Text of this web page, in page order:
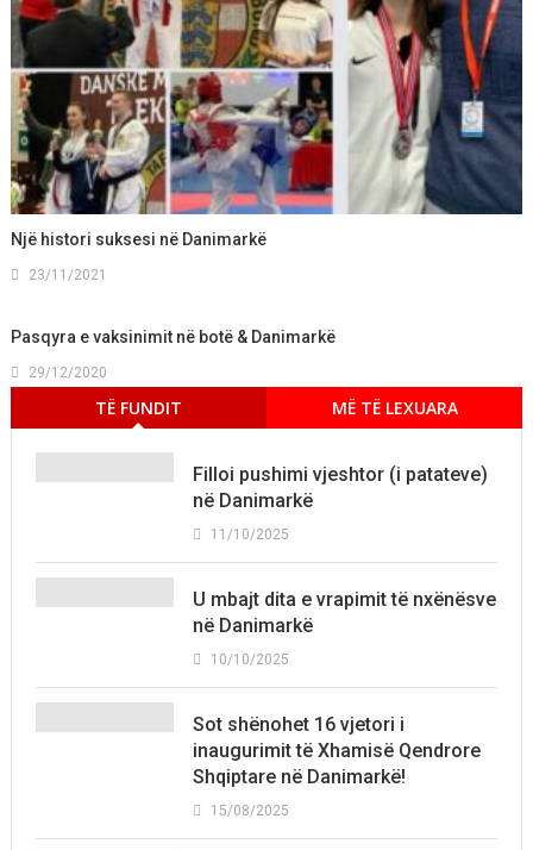
Një histori suksesi në Danimarkë
23/11/2021
Pasqyra e vaksinimit në botë & Danimarkë
29/12/2020
TË FUNDIT MË TË LEXUARA
Filloi pushimi vjeshtor (i patateve)
në Danimarkë
11/10/2025
U mbajt dita e vrapimit të nxënësve
në Danimarkë
10/10/2025
Sot shënohet 16 vjetori i
inaugurimit të Xhamisë Qendrore
Shqiptare në Danimarkë!
15/08/2025